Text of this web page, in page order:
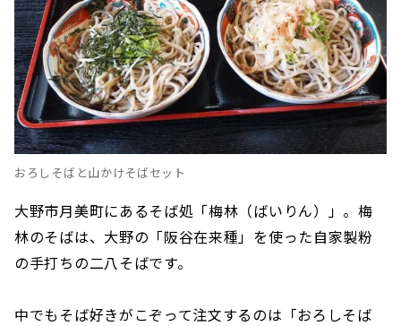
おろしそばと山かけそばセット
大野市月美町にあるそば処「梅林（ばいりん）」。梅
林のそばは、大野の「阪谷在来種」を使った自家製粉
の手打ちの二八そばです。
中でもそば好きがこぞって注文するのは「おろしそば